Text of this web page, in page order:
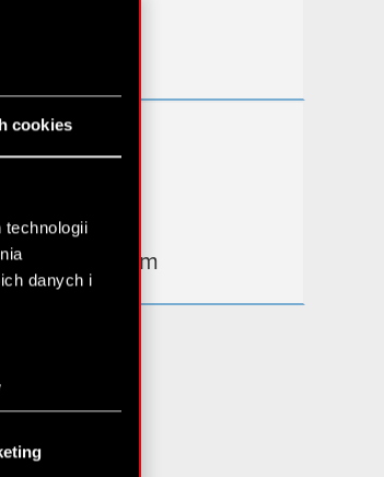
cookies
technologii
danych i
w
więcej: